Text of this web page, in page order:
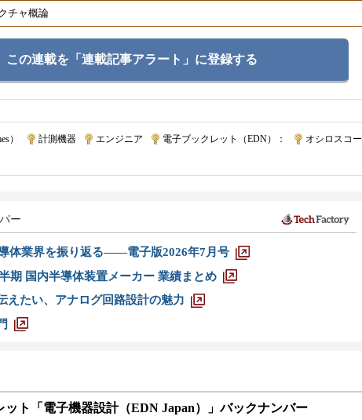
チャ概論
この連載を「連載記事アラート」に登録する
） 計測機器 エンジニア 電子ブックレット（EDN）：
オシロスコー
ー
体業界を振り返る――電子版2026年7月号
期 国内半導体装置メーカー 業績まとめ
えたい、アナログ回路設計の魅力
ット「電子機器設計（EDN Japan）」バックナンバー